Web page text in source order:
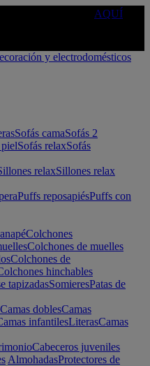
AQUÍ
Sofás camaSofás 2
Sofás relaxSofás
relaxSillones relax
Puffs reposapiésPuffs con
Colchones
Colchones de muelles
Colchones de
hinchables
tapizadasSomieresPatas de
Camas doblesCamas
infantilesLiterasCamas
Cabeceros juveniles
AlmohadasProtectores de